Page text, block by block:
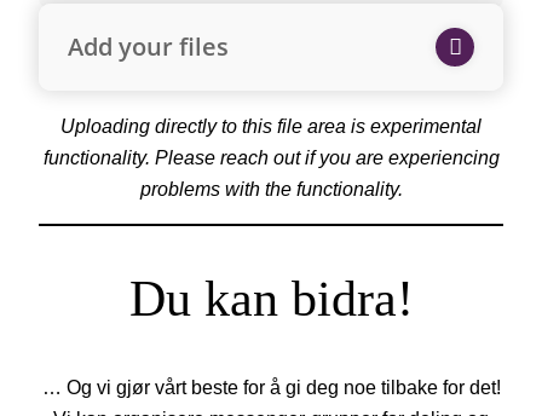
Add your files
Uploading directly to this file area is experimental
functionality. Please reach out if you are experiencing
problems with the functionality.
Du kan bidra!
… Og vi gjør vårt beste for å gi deg noe tilbake for det!